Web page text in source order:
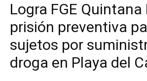
Logra FGE Quintana
prisión preventiva
sujetos por
droga en Playa del